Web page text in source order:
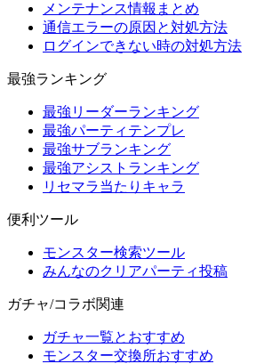
メンテナンス情報まとめ
通信エラーの原因と対処方法
ログインできない時の対処方法
最強ランキング
最強リーダーランキング
最強パーティテンプレ
最強サブランキング
最強アシストランキング
リセマラ当たりキャラ
便利ツール
モンスター検索ツール
みんなのクリアパーティ投稿
ガチャ/コラボ関連
ガチャ一覧とおすすめ
モンスター交換所おすすめ